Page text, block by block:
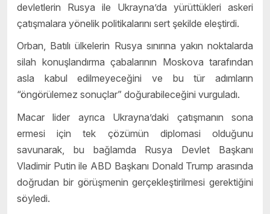
devletlerin Rusya ile Ukrayna’da yürüttükleri askeri
çatışmalara yönelik politikalarını sert şekilde eleştirdi.
Orban, Batılı ülkelerin Rusya sınırına yakın noktalarda
silah konuşlandırma çabalarının Moskova tarafından
asla kabul edilmeyeceğini ve bu tür adımların
“öngörülemez sonuçlar” doğurabileceğini vurguladı.
Macar lider ayrıca Ukrayna’daki çatışmanın sona
ermesi için tek çözümün diplomasi olduğunu
savunarak, bu bağlamda Rusya Devlet Başkanı
Vladimir Putin ile ABD Başkanı Donald Trump arasında
doğrudan bir görüşmenin gerçekleştirilmesi gerektiğini
söyledi.